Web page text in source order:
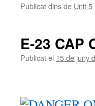
Publicat dins de Unit 5
E-23 CAP
Publicat el 15 de juny